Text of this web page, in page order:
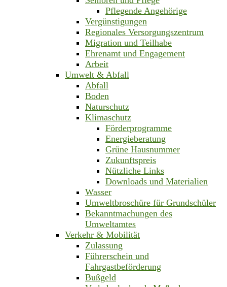
Pflegende Angehörige
Vergünstigungen
Regionales Versorgungszentrum
Migration und Teilhabe
Ehrenamt und Engagement
Arbeit
Umwelt & Abfall
Abfall
Boden
Naturschutz
Klimaschutz
Förderprogramme
Energieberatung
Grüne Hausnummer
Zukunftspreis
Nützliche Links
Downloads und Materialien
Wasser
Umweltbroschüre für Grundschüler
Bekanntmachungen des
Umweltamtes
Verkehr & Mobilität
Zulassung
Führerschein und
Fahrgastbeförderung
Bußgeld